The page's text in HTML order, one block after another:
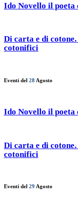
Ido Novello il poeta
Di carta e di
cotonifici
Eventi del 28 Agosto
Ido Novello il poeta
Di carta e di
cotonifici
Eventi del 29 Agosto